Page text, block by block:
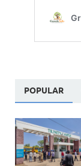
POPULAR